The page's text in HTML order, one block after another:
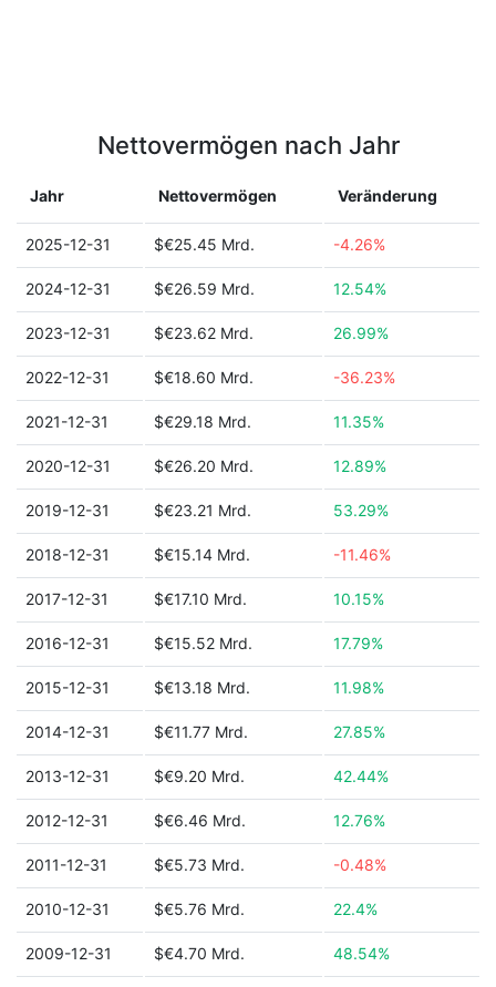
Nettovermögen nach Jahr
Jahr Nettovermögen Veränderung
2025-12-31 $€25.45 Mrd. -4.26%
2024-12-31 $€26.59 Mrd. 12.54%
2023-12-31 $€23.62 Mrd. 26.99%
2022-12-31 $€18.60 Mrd. -36.23%
2021-12-31 $€29.18 Mrd. 11.35%
2020-12-31 $€26.20 Mrd. 12.89%
2019-12-31 $€23.21 Mrd. 53.29%
2018-12-31 $€15.14 Mrd. -11.46%
2017-12-31 $€17.10 Mrd. 10.15%
2016-12-31 $€15.52 Mrd. 17.79%
2015-12-31 $€13.18 Mrd. 11.98%
2014-12-31 $€11.77 Mrd. 27.85%
2013-12-31 $€9.20 Mrd. 42.44%
2012-12-31 $€6.46 Mrd. 12.76%
2011-12-31 $€5.73 Mrd. -0.48%
2010-12-31 $€5.76 Mrd. 22.4%
2009-12-31 $€4.70 Mrd. 48.54%